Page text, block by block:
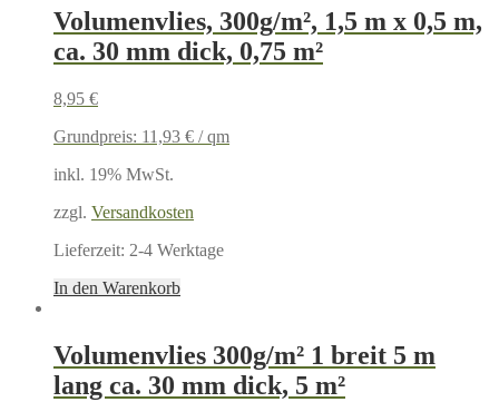
Volumenvlies, 300g/m², 1,5 m x 0,5 m,
ca. 30 mm dick, 0,75 m²
8,95 €
Grundpreis: 11,93 € /qm
inkl. 19% MwSt.
zzgl. Versandkosten
Lieferzeit: 2-4 Werktage
In den Warenkorb
Volumenvlies 300g/m² 1 breit 5 m
lang ca. 30 mm dick, 5 m²